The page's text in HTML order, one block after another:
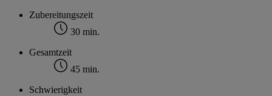
Zubereitungszeit
30 min.
Gesamtzeit
45 min.
Schwierigkeit